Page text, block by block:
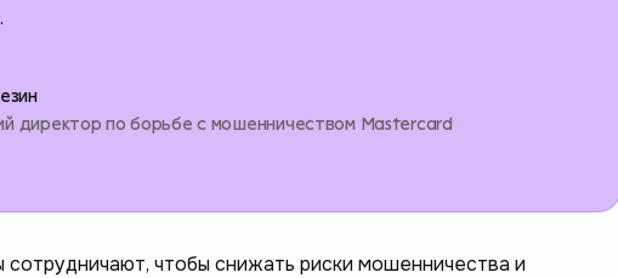
директор по борьбе с мошенничеством Mastercard
чтобы снижать риски мошенничества и